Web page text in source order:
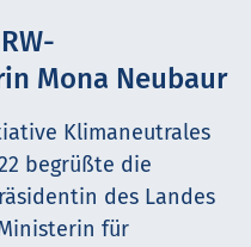
Mona Neubaur
Kli­ma­neu­tra­les
begrüßte die
des Landes
für